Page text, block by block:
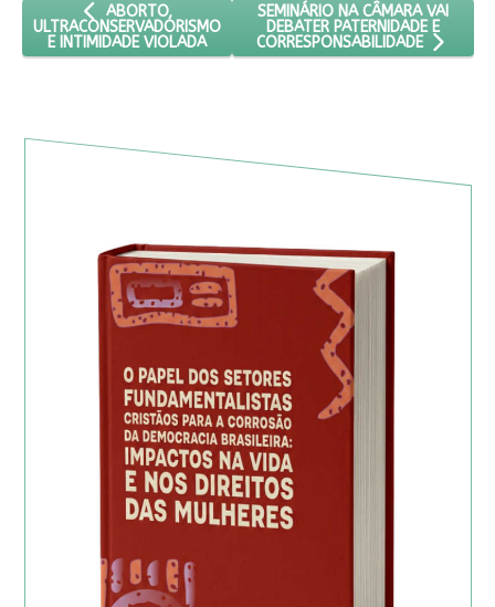
ARTIGO ANTERIOR: ABORTO, ULTRACONSERVADORISMO
ABORTO,
ULTRACONSERVADORISMO
E INTIMIDADE VIOLADA
PRÓXIMO ARTIGO: SEMINÁRIO NA
SEMINÁRIO NA CÂMARA VAI
DEBATER PATERNIDADE E
CORRESPONSABILIDADE